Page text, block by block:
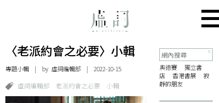
〈老派約會之必要〉小輯
專題小輯 | by 虛詞編輯部 | 2022-10-15
虛詞編輯部 老派約會之必要 小輯
奧德賽
獨立書
店
香港書展
寂
靜的朋友